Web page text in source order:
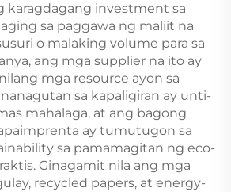
karagdagang investment sa
sa paggawa ng maliit na
o malaking volume para sa
ang mga supplier na ito ay
mga resource ayon sa
sa kapaligiran ay unti-
mahalaga, at ang bagong
ay tumutugon sa
sa pamamagitan ng eco-
Ginagamit nila ang mga
recycled papers, at energy-